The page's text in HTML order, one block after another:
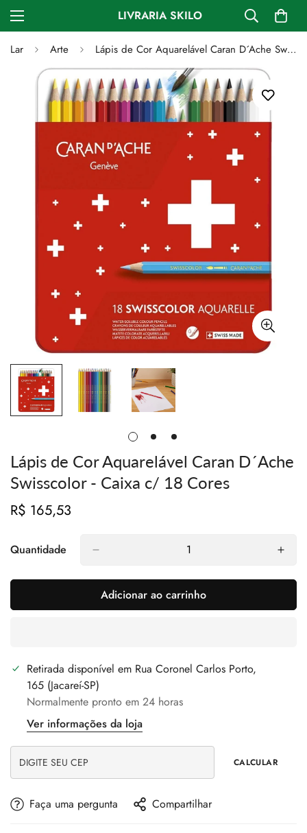
LIVRARIA SKILO
Lar Arte Lápis de Cor Aquarelável Caran D´Ache Swisscolor - Caixa c/ 18 Cores
Lápis de Cor Aquarelável Caran D´Ache
Swisscolor - Caixa c/ 18 Cores
Preço
R$ 165,53
Quantidade
Adicionar ao carrinho
Retirada disponível em Rua Coronel Carlos Porto,
165 (Jacareí-SP)
Normalmente pronto em 24 horas
Ver informações da loja
CALCULAR
Faça uma pergunta Compartilhar